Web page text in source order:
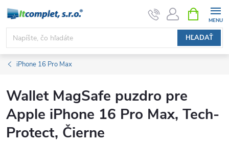
Prejsť
obsah
HĽADAŤ
KOŠÍK
iPhone 16 Pro Max
Wallet MagSafe puzdro pre
Apple iPhone 16 Pro Max, Tech-
Protect, Čierne